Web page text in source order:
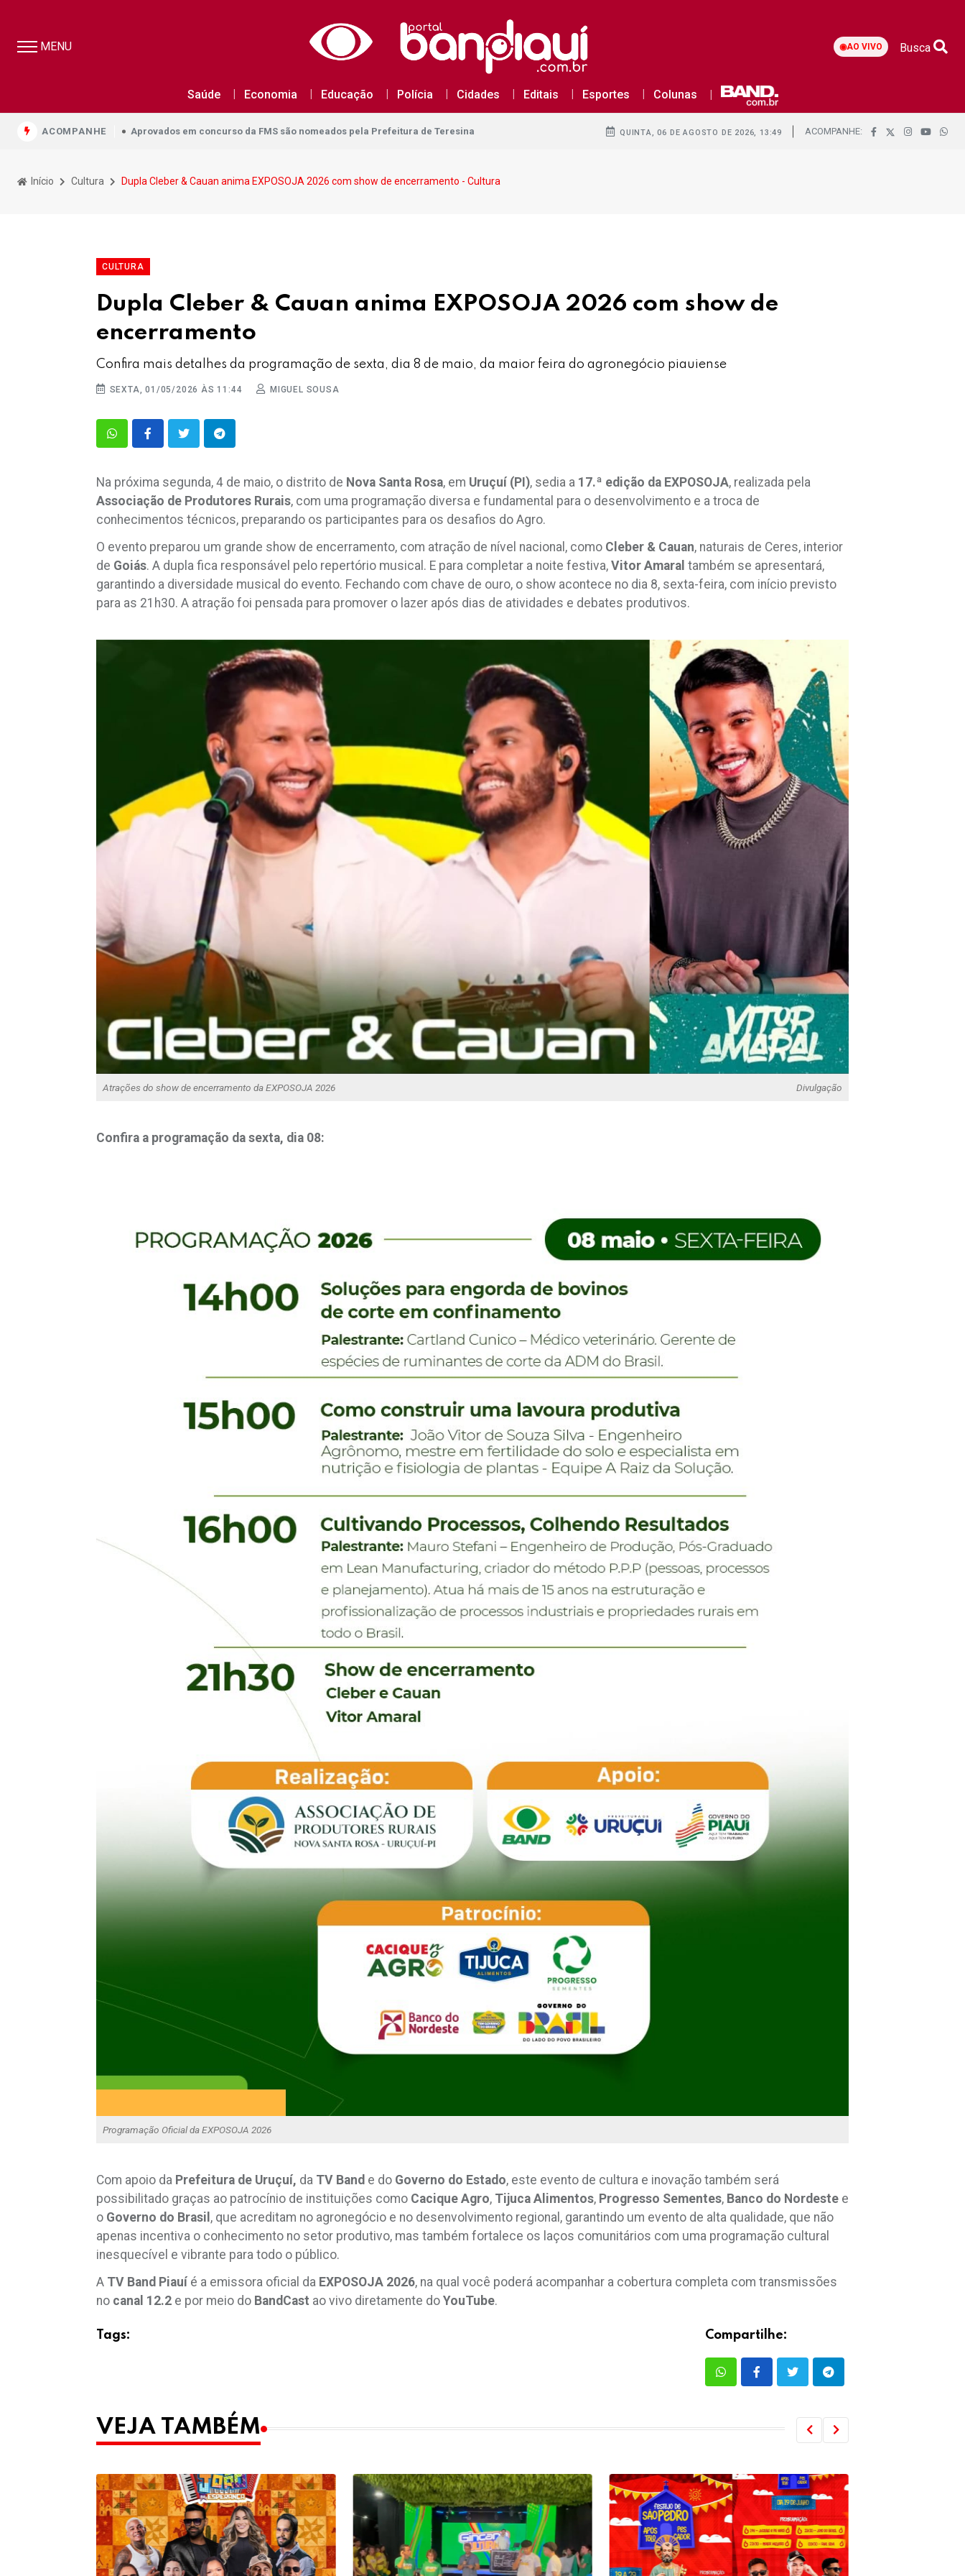
MENU ◉AO VIVO Busca
Saúde Economia Educação Polícia Cidades Editais Esportes Colunas
ACOMPANHE
Aprovados em concurso da FMS são nomeados pela Prefeitura de Teresina
Aprovados em concurso da FMS são nomeados pela Prefeitura de Teresina QUINTA, 06 DE AGOSTO DE 2026, 13:49 ACOMPANHE:
Início Cultura Dupla Cleber & Cauan anima EXPOSOJA 2026 com show de encerramento - Cultura
CULTURA
Dupla Cleber & Cauan anima EXPOSOJA 2026 com show de
encerramento
Confira mais detalhes da programação de sexta, dia 8 de maio, da maior feira do agronegócio piauiense
SEXTA, 01/05/2026 ÀS 11:44 MIGUEL SOUSA
Na próxima segunda, 4 de maio, o distrito de Nova Santa Rosa, em Uruçuí (PI), sedia a 17.ª edição da EXPOSOJA, realizada pela
Associação de Produtores Rurais, com uma programação diversa e fundamental para o desenvolvimento e a troca de
conhecimentos técnicos, preparando os participantes para os desafios do Agro.
O evento preparou um grande show de encerramento, com atração de nível nacional, como Cleber & Cauan, naturais de Ceres, interior
de Goiás. A dupla fica responsável pelo repertório musical. E para completar a noite festiva, Vitor Amaral também se apresentará,
garantindo a diversidade musical do evento. Fechando com chave de ouro, o show acontece no dia 8, sexta-feira, com início previsto
para as 21h30. A atração foi pensada para promover o lazer após dias de atividades e debates produtivos.
Atrações do show de encerramento da EXPOSOJA 2026 Divulgação
Confira a programação da sexta, dia 08:
Programação Oficial da EXPOSOJA 2026
Com apoio da Prefeitura de Uruçuí, da TV Band e do Governo do Estado, este evento de cultura e inovação também será
possibilitado graças ao patrocínio de instituições como Cacique Agro, Tijuca Alimentos, Progresso Sementes, Banco do Nordeste e
o Governo do Brasil , que acreditam no agronegócio e no desenvolvimento regional, garantindo um evento de alta qualidade, que não
apenas incentiva o conhecimento no setor produtivo, mas também fortalece os laços comunitários com uma programação cultural
inesquecível e vibrante para todo o público.
A TV Band Piauí é a emissora oficial da EXPOSOJA 2026, na qual você poderá acompanhar a cobertura completa com transmissões
no canal 12.2 e por meio do BandCast ao vivo diretamente do YouTube.
Tags: Compartilhe:
VEJA TAMBÉM